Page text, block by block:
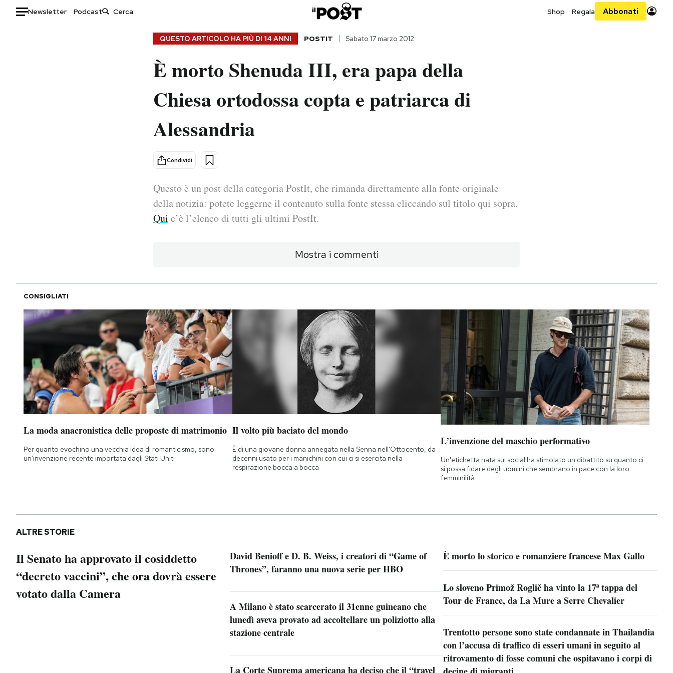
Newsletter Podcast Shop Regala Abbonati
Storie/Idee
Altrecose
Mondiali calcio 2026
I MIEI PREFERITI
SHOP
CALENDARIO
AREA PERSONALE
Area Personale
Notifiche mobile
QUESTO ARTICOLO HA PIÙ DI 14 ANNI POSTIT Sabato 17 marzo 2012
È morto Shenuda III, era papa della
Chiesa ortodossa copta e patriarca di
Alessandria
Condividi
Questo è un post della categoria PostIt, che rimanda direttamente alla fonte originale
della notizia: potete leggerne il contenuto sulla fonte stessa cliccando sul titolo qui sopra.
Qui c’è l’elenco di tutti gli ultimi PostIt.
Mostra i commenti
CONSIGLIATI
La moda anacronistica delle proposte di matrimonio
Per quanto evochino una vecchia idea di romanticismo, sono
un'invenzione recente importata dagli Stati Uniti
Il volto più baciato del mondo
È di una giovane donna annegata nella Senna nell'Ottocento, da
decenni usato per i manichini con cui ci si esercita nella
respirazione bocca a bocca
L’invenzione del maschio performativo
Un'etichetta nata sui social ha stimolato un dibattito su quanto ci
si possa fidare degli uomini che sembrano in pace con la loro
femminilità
ALTRE STORIE
Il Senato ha approvato il cosiddetto
“decreto vaccini”, che ora dovrà essere
votato dalla Camera
David Benioff e D. B. Weiss, i creatori di “Game of
Thrones”, faranno una nuova serie per HBO
A Milano è stato scarcerato il 31enne guineano che
lunedì aveva provato ad accoltellare un poliziotto alla
stazione centrale
La Corte Suprema americana ha deciso che il “travel
È morto lo storico e romanziere francese Max Gallo
Lo sloveno Primož Roglič ha vinto la 17ª tappa del
Tour de France, da La Mure a Serre Chevalier
Trentotto persone sono state condannate in Thailandia
con l’accusa di traffico di esseri umani in seguito al
ritrovamento di fosse comuni che ospitavano i corpi di